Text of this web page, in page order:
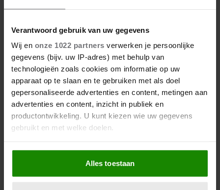
Verantwoord gebruik van uw gegevens
Wij en onze 1022 partners verwerken je persoonlijke
gegevens (bijv. uw IP-adres) met behulp van
technologieën zoals cookies om informatie op uw
apparaat op te slaan en te gebruiken met als doel
gepersonaliseerde advertenties en content, metingen aan
advertenties en content, inzicht in publiek en
productontwikkeling. U kunt kiezen wie uw gegevens
gebruikt en met welke doelen.
Als u het toestaat, willen we ook graag:
Informatie verzamelen over uw geografische
locatie, die tot een paar meter nauwkeurig kan zijn
Alles toestaan